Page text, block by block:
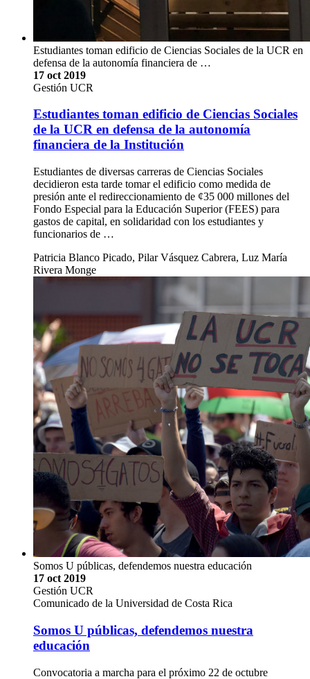
Estudiantes toman edificio de Ciencias Sociales de la UCR en
defensa de la autonomía financiera de …
17 oct 2019
Gestión UCR
Estudiantes toman edificio de Ciencias Sociales
de la UCR en defensa de la autonomía
financiera de la Institución
Estudiantes de diversas carreras de Ciencias Sociales
decidieron esta tarde tomar el edificio como medida de
presión ante el redireccionamiento de ¢35 000 millones del
Fondo Especial para la Educación Superior (FEES) para
gastos de capital, en solidaridad con los estudiantes y
funcionarios de …
Patricia Blanco Picado, Pilar Vásquez Cabrera, Luz María
Rivera Monge
Somos U públicas, defendemos nuestra educación
17 oct 2019
Gestión UCR
Comunicado de la Universidad de Costa Rica
Somos U públicas, defendemos nuestra
educación
Convocatoria a marcha para el próximo 22 de octubre